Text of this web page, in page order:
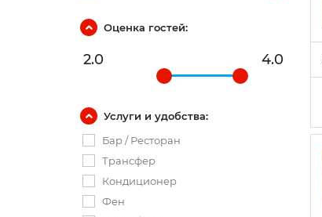
Оценка гостей:
2.0 4.0
Услуги и удобства:
Бар / Ресторан
Трансфер
Кондиционер
Фен